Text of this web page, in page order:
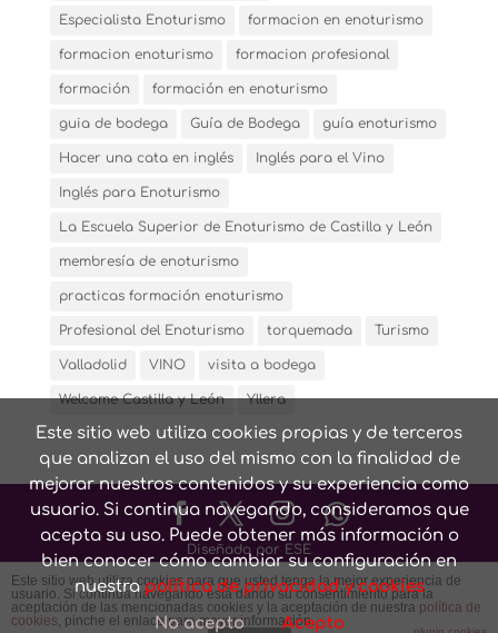
Este sitio web utiliza cookies propias y de terceros
que analizan el uso del mismo con la finalidad de
mejorar nuestros contenidos y su experiencia como
usuario. Si continua navegando, consideramos que
acepta su uso. Puede obtener más información o
bien conocer cómo cambiar su configuración en
nuestrapolítica de privacidad y cookies
No acepto
Acepto
Especialista Enoturismo formacion en enoturismo
formacion enoturismo formacion profesional
formación formación en enoturismo
guia de bodega Guía de Bodega guía enoturismo
Hacer una cata en inglés Inglés para el Vino
Inglés para Enoturismo
La Escuela Superior de Enoturismo de Castilla y León
membresía de enoturismo
practicas formación enoturismo
Profesional del Enoturismo torquemada Turismo
Valladolid VINO visita a bodega
Welcome Castilla y León Yllera
Diseñado por ESE
Este sitio web utiliza cookies para que usted tenga la mejor experiencia de
usuario. Si continúa navegando está dando su consentimiento para la
aceptación de las mencionadas cookies y la aceptación de nuestra política de
cookies, pinche el enlace para mayor información.
Conozca nuestraPolítica de privacidad y cookies yAviso